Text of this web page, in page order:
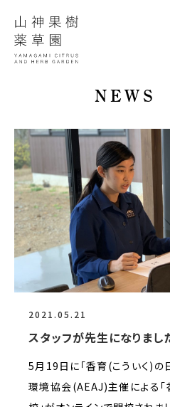
NEWS
2021.05.21
スタッフが先生になりまし
5月19日に｢香育(こういく)の
環境協会(AEAJ)主催による｢